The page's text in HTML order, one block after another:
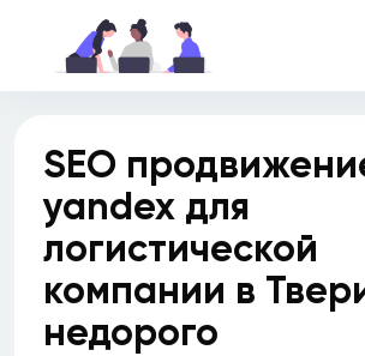
SEO
yandex для
логистической
компании в
недорого